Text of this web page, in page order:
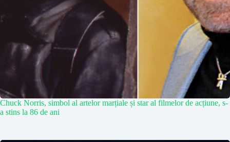
Chuck Norris, simbol al artelor marțiale și star al filmelor de acțiune, s-
a stins la 86 de ani